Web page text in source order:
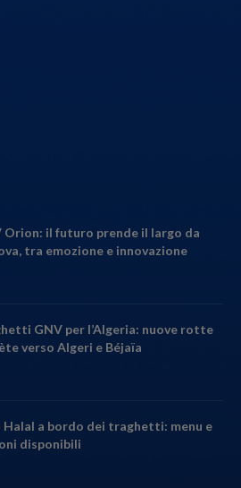
Orion: il futuro prende il largo da
tra emozione e innovazione
GNV per l’Algeria: nuove rotte
verso Algeri e Béjaïa
Halal a bordo dei traghetti: menu e
disponibili